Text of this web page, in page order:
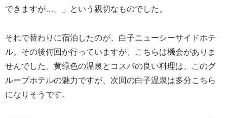
できますが…。」という親切なものでした。
それで替わりに宿泊したのが、白子ニューシーサイドホテ
ル。その後何回か行っていますが、こちらは機会がありま
せんでした。黄緑色の温泉とコスパの良い料理は、このグ
ループホテルの魅力ですが、次回の白子温泉は多分こちら
になりそうです。